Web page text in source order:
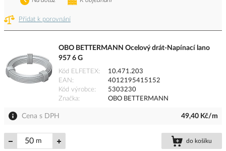
Přidat k porovnání
OBO BETTERMANN Ocelový drát-Napínací lano
957 6 G
Kód ELFETEX
10.471.203
EAN
4012195415152
Kód výrobce
5303230
Značka
OBO BETTERMANN
Cena s DPH 49,40 Kč/m
m do košíku